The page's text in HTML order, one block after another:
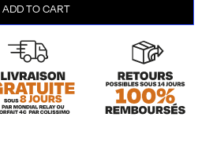
ADD TO CART